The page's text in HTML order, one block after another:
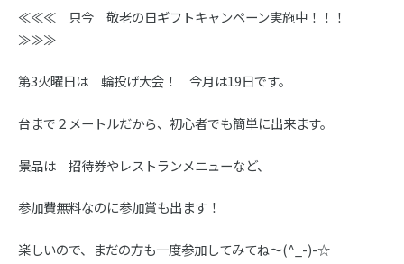
≪≪≪ 只今 敬老の日ギフトキャンペーン実施中！！！
≫≫≫
第3火曜日は 輪投げ大会！ 今月は19日です。
台まで２メートルだから、初心者でも簡単に出来ます。
景品は 招待券やレストランメニューなど、
参加費無料なのに参加賞も出ます！
楽しいので、まだの方も一度参加してみてね～(^_-)-☆